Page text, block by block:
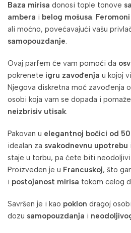
Baza mirisa donosi tople tonove
ambera i belog mošusa. Feromoni
ali moćno, povećavajući vašu
samopouzdanje.
Ovaj parfem će vam pomoći da
pokrenete igru zavođenja u kojoj
Njegova diskretna moć zavođenja
osobi koja vam se dopada i
neizbrisiv utisak.
Pakovan u elegantnoj bočici od 50
idealan za svakodnevnu upotrebu
staje u torbu, pa ćete biti neodoljivi
Proizveden je u Francuskoj, što
i postojanost mirisa tokom celog
Savršen je i kao poklon dragoj
dozu samopouzdanja i